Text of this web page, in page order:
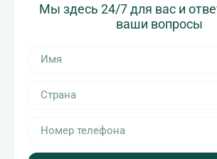
Мы здесь 24/7 для вас и
ваши вопросы